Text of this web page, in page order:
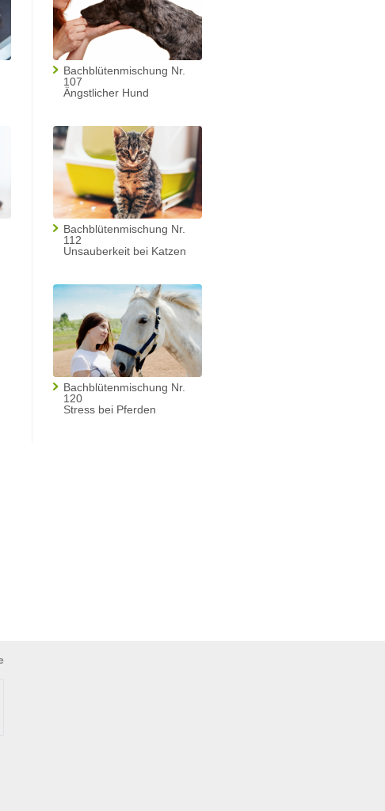
Bachblütenmischung Nr.
107
Ängstlicher Hund
Bachblütenmischung Nr.
112
Unsauberkeit bei Katzen
Bachblütenmischung Nr.
120
Stress bei Pferden